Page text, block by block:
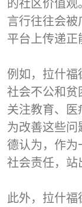
的社区价值
言行往往会
平台上传递正
例如，拉什
社会不公和
关注教育、
为改善这些
德认为，作
社会责任，站
此外，拉什